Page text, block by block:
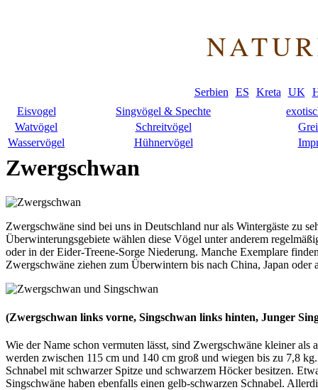
Serbien ES Kreta UK
Eisvogel
Singvögel & Spechte
Watvögel
Schreitvögel
Wasservögel
Hühnervögel
Zwergschwan
Zwergschwäne sind bei uns in Deutschland nur als Wintergäste zu
Überwinterungsgebiete wählen diese Vögel unter anderem
oder in der Eider-Treene-Sorge Niederung. Manche Exemplare
Zwergschwäne ziehen zum Überwintern bis nach China, Japan oder
(Zwergschwan links vorne, Singschwan links hinten, Junger
Wie der Name schon vermuten lässt, sind Zwergschwäne kleiner
werden zwischen 115 cm und 140 cm groß und wiegen bis zu 7,8
Schnabel mit schwarzer Spitze und schwarzem Höcker besitzen.
Singschwäne haben ebenfalls einen gelb-schwarzen Schnabel.